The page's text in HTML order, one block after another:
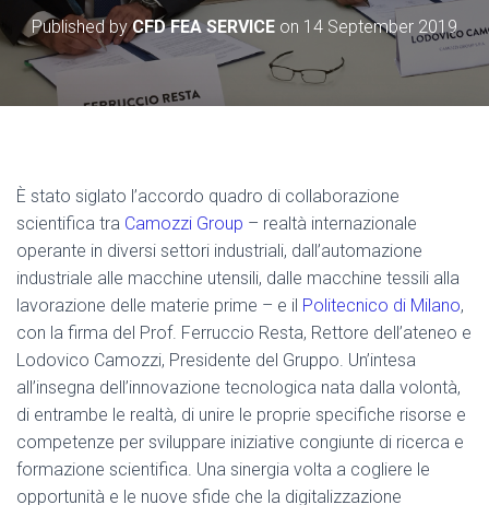
Published byCFD FEA SERVICE on 14 September 2019
È stato siglato l’accordo quadro di collaborazione
scientifica tra Camozzi Group – realtà internazionale
operante in diversi settori industriali, dall’automazione
industriale alle macchine utensili, dalle macchine tessili alla
lavorazione delle materie prime – e il Politecnico di Milano,
con la firma del Prof. Ferruccio Resta, Rettore dell’ateneo e
Lodovico Camozzi, Presidente del Gruppo. Un’intesa
all’insegna dell’innovazione tecnologica nata dalla volontà,
di entrambe le realtà, di unire le proprie specifiche risorse e
competenze per sviluppare iniziative congiunte di ricerca e
formazione scientifica. Una sinergia volta a cogliere le
opportunità e le nuove sfide che la digitalizzazione